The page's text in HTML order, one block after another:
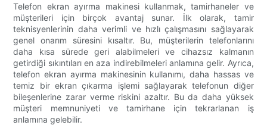
Telefon ekran ayırma makinesi kullanmak, tamirhaneler ve
müşterileri için birçok avantaj sunar. İlk olarak, tamir
teknisyenlerinin daha verimli ve hızlı çalışmasını sağlayarak
genel onarım süresini kısaltır. Bu, müşterilerin telefonlarını
daha kısa sürede geri alabilmeleri ve cihazsız kalmanın
getirdiği sıkıntıları en aza indirebilmeleri anlamına gelir. Ayrıca,
telefon ekran ayırma makinesinin kullanımı, daha hassas ve
temiz bir ekran çıkarma işlemi sağlayarak telefonun diğer
bileşenlerine zarar verme riskini azaltır. Bu da daha yüksek
müşteri memnuniyeti ve tamirhane için tekrarlanan iş
anlamına gelebilir.